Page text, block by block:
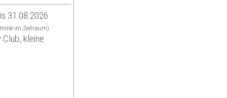
31.08.2026
im Zeitraum)
kleine